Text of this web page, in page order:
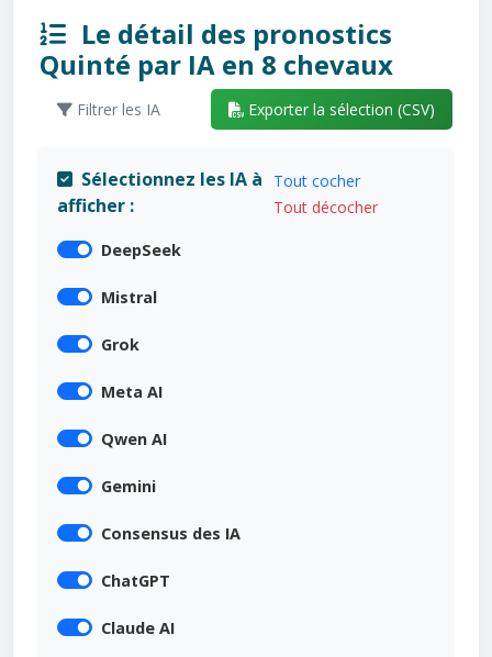
Le détail des pronostics
Quinté par IA en 8 chevaux
Filtrer les IA Exporter la sélection (CSV)
Sélectionnez les IA à
afficher :
Tout cocher
Tout décocher
DeepSeek
Mistral
Grok
Meta AI
Qwen AI
Gemini
Consensus des IA
ChatGPT
Claude AI